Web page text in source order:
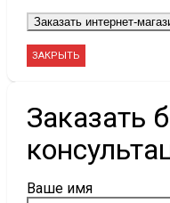
ЗАКРЫТЬ
Заказать
Ваше имя